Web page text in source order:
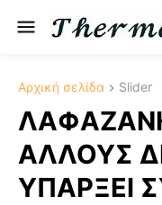
Αρχική σελίδα Slider
ΑΛΛΟΥΣ
ΥΠΑΡΞΕΙ